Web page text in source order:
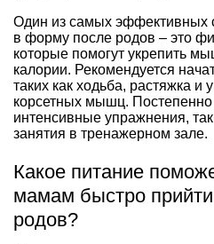
Один из самых эффективных
в форму после родов – это
которые помогут укрепить
калории. Рекомендуется
таких как ходьба, растяжка и
корсетных мышц.
интенсивные упражнения,
занятия в тренажерном зале.
Какое питание
мамам быстро
родов?